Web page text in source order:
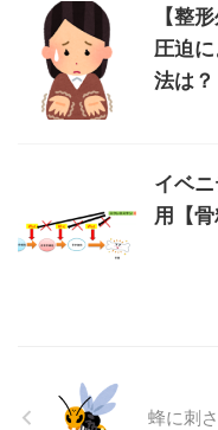
【整
圧迫
法は？
イベ
用【骨
蜂に刺